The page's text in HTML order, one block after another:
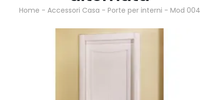
Home - Accessori Casa - Porte per interni - Mod 004